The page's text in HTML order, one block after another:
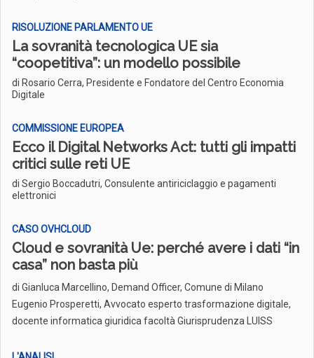
RISOLUZIONE PARLAMENTO UE
La sovranità tecnologica UE sia
“coopetitiva”: un modello possibile
di Rosario Cerra, Presidente e Fondatore del Centro Economia
Digitale
COMMISSIONE EUROPEA
Ecco il Digital Networks Act: tutti gli impatti
critici sulle reti UE
di Sergio Boccadutri, Consulente antiriciclaggio e pagamenti
elettronici
CASO OVHCLOUD
Cloud e sovranità Ue: perché avere i dati “in
casa” non basta più
di Gianluca Marcellino, Demand Officer, Comune di Milano
Eugenio Prosperetti, Avvocato esperto trasformazione digitale,
docente informatica giuridica facoltà Giurisprudenza LUISS